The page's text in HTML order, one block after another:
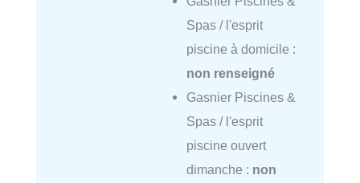
Spas / l'esprit
piscine à domicile :
non renseigné
Gasnier Piscines &
Spas / l'esprit
piscine ouvert
dimanche : non